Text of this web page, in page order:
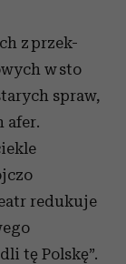
z przek-
w sto
spraw,
afer.
redukuje
tę Polskę”.